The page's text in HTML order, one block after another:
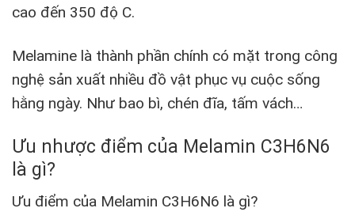
cao đến 350 độ C.
Melamine là thành phần chính có mặt trong công
nghệ sản xuất nhiều đồ vật phục vụ cuộc sống
hằng ngày. Như bao bì, chén đĩa, tấm vách…
Ưu nhược điểm của Melamin C3H6N6
là gì?
Ưu điểm của Melamin C3H6N6 là gì?